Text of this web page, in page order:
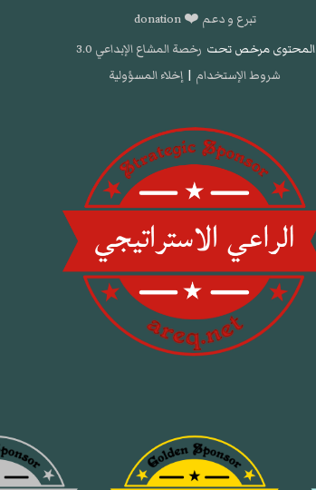
تبرع و دعم ❤️ donation
المحتوى مرخص تحت رخصة المشاع الإبداعي 3.0
شروط الإستخدام | إخلاء المسؤولية